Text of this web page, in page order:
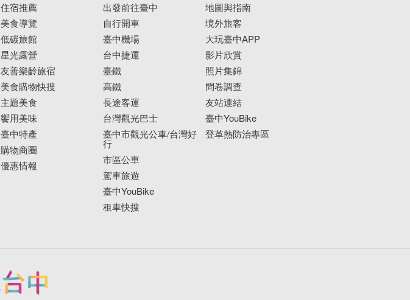
住宿推薦
美食導覽
低碳旅館
星光露營
友善樂齡旅宿
美食購物快搜
主題美食
饗用美味
臺中特產
購物商圈
優惠情報
出發前往臺中
自行開車
臺中機場
台中捷運
臺鐵
高鐵
長途客運
台灣觀光巴士
臺中市觀光公車/台灣好
行
市區公車
駕車旅遊
臺中YouBike
租車快搜
地圖與指南
境外旅客
大玩臺中APP
影片欣賞
照片集錦
問卷調查
友站連結
臺中YouBike
登革熱防治專區